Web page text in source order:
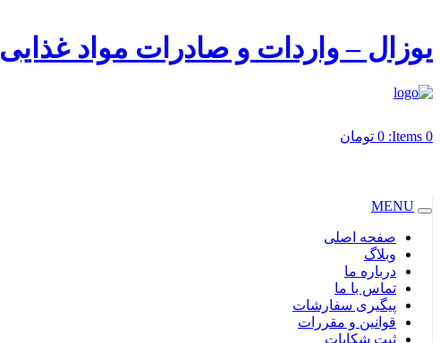
یوزال – واردات و صادرات مواد غذایی
0
Items:
0 تومان
MENU
صفحه اصلی
وبلاگ
درباره ما
تماس با ما
پیگیری سفارشات
قوانین و مقررات
ثبت شکایات